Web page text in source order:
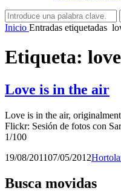
Buscar:
Inicio Entradas etiquetadas
Etiqueta: love
Love is in the air
Love is in the air,
Flickr: Sesión de fotos con
1/100
Publicado
19/08/201107/05/2012por
Busca movidas